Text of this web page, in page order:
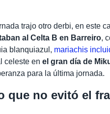
trajo otro derbi, en este
al Celta B en Barreiro,
blanquiazul, mariachis
celeste enel gran día de
para la última jornada.
que no evitó el